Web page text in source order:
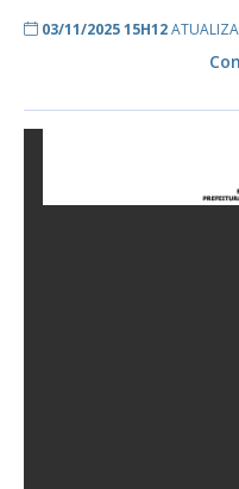
03/11/2025 15H12